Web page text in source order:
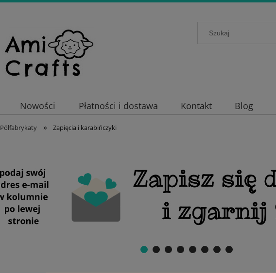
Nowości Płatności i dostawa Kontakt Blog
Półfabrykaty » Zapięcia i karabińczyki